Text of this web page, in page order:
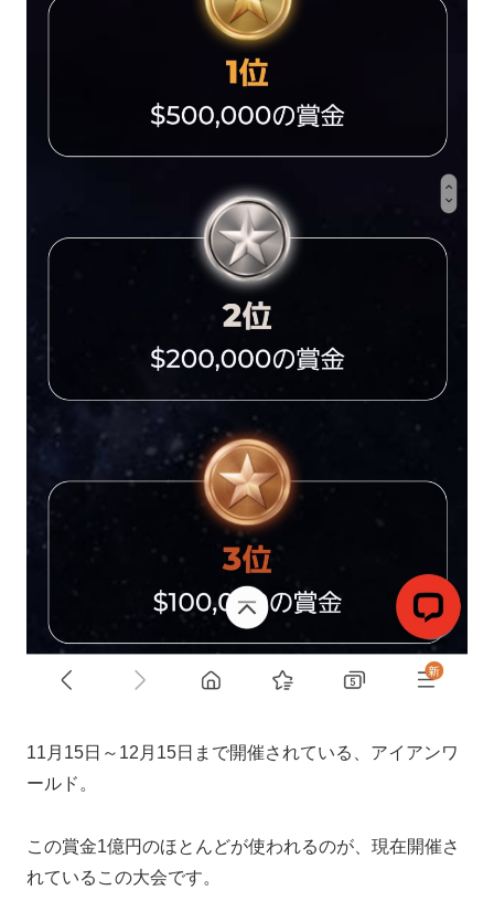
11月15日～12月15日まで開催されている、アイアンワ
ールド。
この賞金1億円のほとんどが使われるのが、現在開催さ
れているこの大会です。